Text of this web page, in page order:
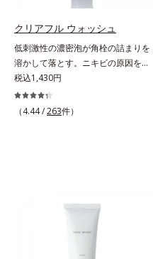
ロニセラカエルレア果汁、ノバラエ
キス配合＝うるおいを与えハリと透
明感に満ちた肌へ導く保湿成分*9
メマツヨイグサ抽出液、スイカズラ
エキス配合＝角層のすみずみまで水
分・油分を保ち、ハリ・ツヤを与え
る保湿成分*10 気持ちのこと各商品
の詳しい情報は商品ページをご覧く
整え、パールエキス(*3)とヒアルロ
ン酸(*4)がうるおって透き通るよう
な透明感を叶えます。顔色がどんよ
りしている、ファンデのノリがイマ
イチ、肌のざらつきやくすみが気に
なる、化粧水が肌になじまな
い……。こんなお悩みが気になると
きに。週に1～4回、いつもの洗顔料
クリアフル ウォッシュ
低刺激性の濃密泡が角栓の詰まりを
溶かして落とす。ニキビの原因を残
さないクリアな肌に洗い上げる洗顔
料。「ニキビをくり返してしまう」
「毛穴目立ちが気になる」「マスク
です。5種の和漢植物由来成分とコ
ラーゲンが肌をいたわりながらうる
おいを与え、バリア機能を維持。ニ
キビができにくい肌を目指します。
税込1,430円
（4.44 /263件）